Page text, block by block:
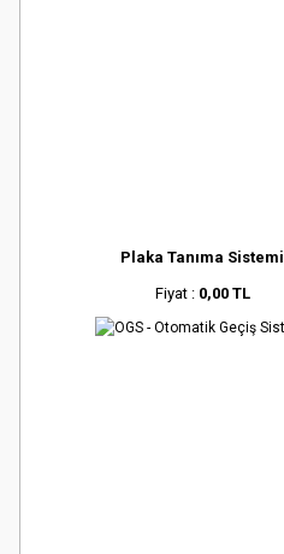
Plaka Tanıma Sistemi
Fiyat : 0,00 TL